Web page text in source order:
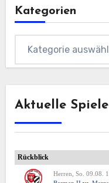
Kategorien
Aktuelle Spiele